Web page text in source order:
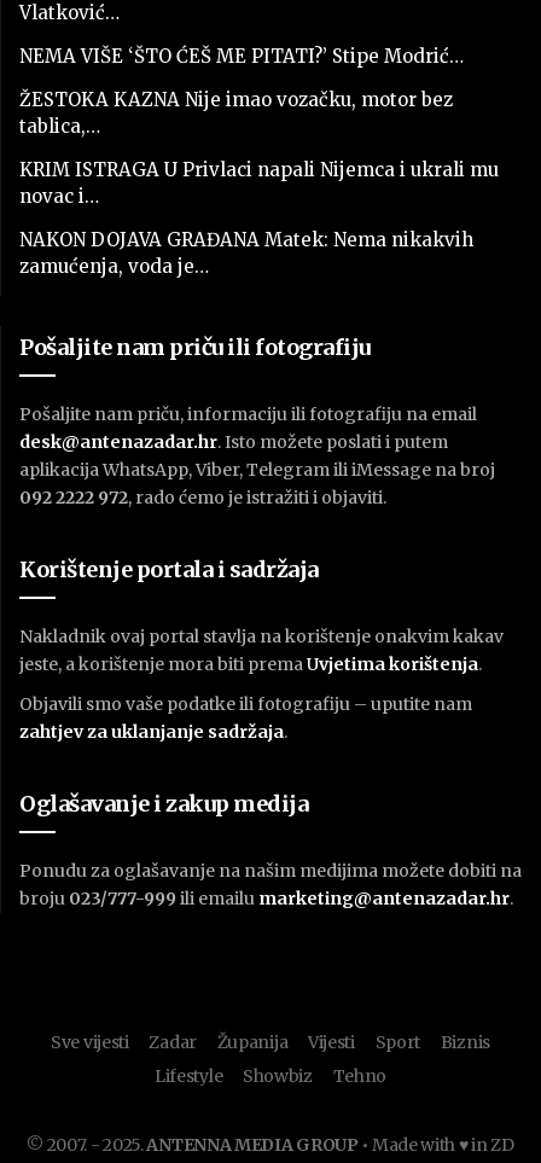
Vlatković…
NEMA VIŠE ‘ŠTO ĆEŠ ME PITATI?’ Stipe Modrić…
ŽESTOKA KAZNA Nije imao vozačku, motor bez
tablica,…
KRIM ISTRAGA U Privlaci napali Nijemca i ukrali mu
novac i…
NAKON DOJAVA GRAĐANA Matek: Nema nikakvih
zamućenja, voda je…
Pošaljite nam priču ili fotografiju
Pošaljite nam priču, informaciju ili fotografiju na email
desk@antenazadar.hr. Isto možete poslati i putem
aplikacija WhatsApp, Viber, Telegram ili iMessage na broj
092 2222 972, rado ćemo je istražiti i objaviti.
Korištenje portala i sadržaja
Nakladnik ovaj portal stavlja na korištenje onakvim kakav
jeste, a korištenje mora biti premaUvjetima korištenja.
Objavili smo vaše podatke ili fotografiju – uputite nam
zahtjev za uklanjanje sadržaja.
Oglašavanje i zakup medija
Ponudu za oglašavanje na našim medijima možete dobiti na
broju 023/777-999 ili emailu marketing@antenazadar.hr.
Sve vijesti Zadar Županija Vijesti Sport
Biznis
Lifestyle
Showbiz Tehno
© 2007. - 2025.ANTENNA MEDIA GROUP • Made with ♥ in ZD